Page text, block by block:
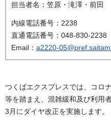
担当者名：笠原・滝澤・前田
内線電話番号：2238
直通電話番号：048-830-2238
Email： a2220-
つくばエクスプレスでは、コロ
等を踏まえ、混雑緩和及び利用
3月にダイヤ改正を実施します。